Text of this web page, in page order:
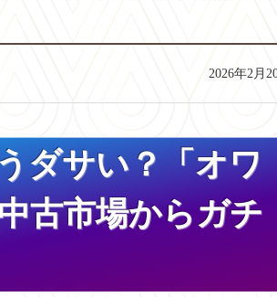
2026年2月
ダサい？「オワ
古市場からガチ